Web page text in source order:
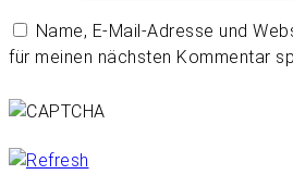
Name, E-Mail-Adresse und
für meinen nächsten Kommentar